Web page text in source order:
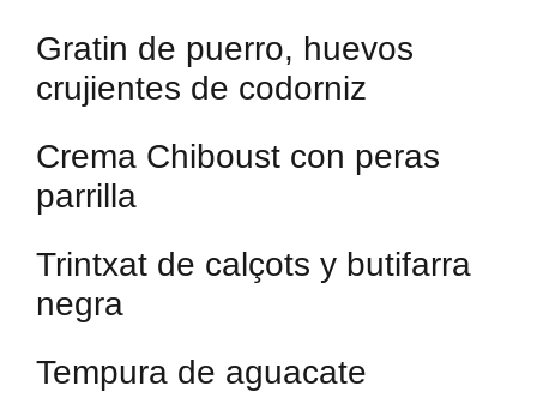
Gratin de puerro, huevos
crujientes de codorniz
Crema Chiboust con peras
parrilla
Trintxat de calçots y butifarra
negra
Tempura de aguacate